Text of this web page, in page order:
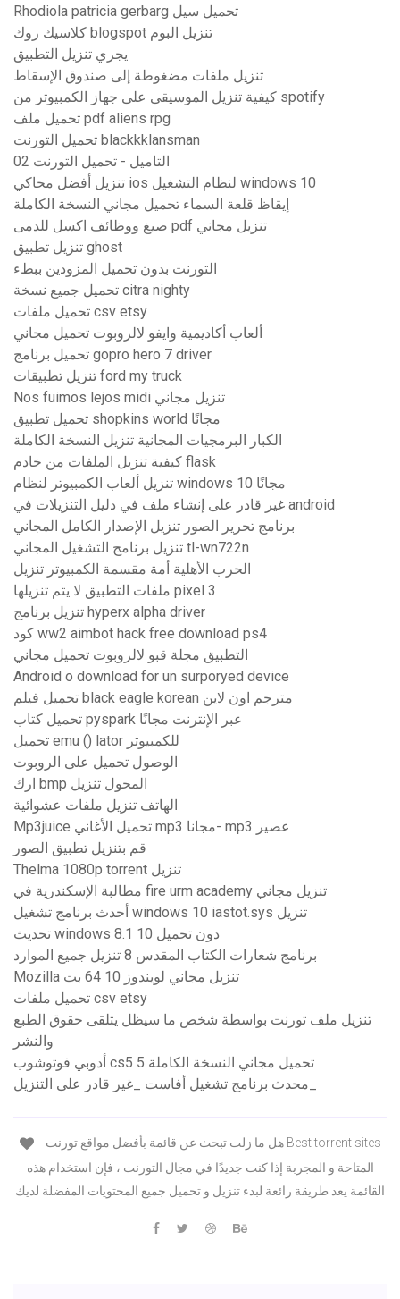
Rhodiola patricia gerbarg تحميل سيل
كلاسيك روك blogspot تنزيل البوم
يجري تنزيل التطبيق
تنزيل ملفات مضغوطة إلى صندوق الإسقاط
كيفية تنزيل الموسيقى على جهاز الكمبيوتر من spotify
تحميل ملف pdf aliens rpg
تحميل التورنت blackkklansman
02 التاميل - تحميل التورنت
تنزيل أفضل محاكي ios لنظام التشغيل windows 10
إيقاظ قلعة السماء تحميل مجاني النسخة الكاملة
صيغ ووظائف اكسل للدمى pdf تنزيل مجاني
تنزيل تطبيق ghost
التورنت بدون تحميل المزودين ببطء
تحميل جميع نسخة citra nighty
تحميل ملفات csv etsy
ألعاب أكاديمية وايفو لالروبوت تحميل مجاني
تحميل برنامج gopro hero 7 driver
تنزيل تطبيقات ford my truck
Nos fuimos lejos midi تنزيل مجاني
تحميل تطبيق shopkins world مجانًا
الكبار البرمجيات المجانية تنزيل النسخة الكاملة
كيفية تنزيل الملفات من خادم flask
تنزيل ألعاب الكمبيوتر لنظام windows 10 مجانًا
غير قادر على إنشاء ملف في دليل التنزيلات في android
برنامج تحرير الصور تنزيل الإصدار الكامل المجاني
تنزيل برنامج التشغيل المجاني tl-wn722n
الحرب الأهلية أمة مقسمة الكمبيوتر تنزيل
ملفات التطبيق لا يتم تنزيلها pixel 3
تنزيل برنامج hyperx alpha driver
كود ww2 aimbot hack free download ps4
التطبيق مجلة قبو لالروبوت تحميل مجاني
Android o download for un surporyed device
تحميل فيلم black eagle korean مترجم اون لاين
تحميل كتاب pyspark عبر الإنترنت مجانًا
تحميل emu () lator للكمبيوتر
الوصول تحميل على الروبوت
ارك bmp المحول تنزيل
الهاتف تنزيل ملفات عشوائية
Mp3juice تحميل الأغاني mp3 مجانا- mp3 عصير
قم بتنزيل تطبيق الصور
Thelma 1080p torrent تنزيل
مطالبة الإسكندرية في fire urm academy تنزيل مجاني
أحدث برنامج تشغيل windows 10 iastot.sys تنزيل
تحديث windows 8.1 دون تحميل 10
برنامج شعارات الكتاب المقدس 8 تنزيل جميع الموارد
Mozilla تنزيل مجاني لويندوز 10 64 بت
تحميل ملفات csv etsy
تنزيل ملف تورنت بواسطة شخص ما سيظل يتلقى حقوق الطبع
والنشر
أدوبي فوتوشوب cs5 5 تحميل مجاني النسخة الكاملة
المتاحة و المجربة إذا كنت جديدًا في مجال التورنت ، فإن استخدام هذه
القائمة يعد طريقة رائعة لبدء تنزيل و تحميل جميع المحتويات المفضلة لديك